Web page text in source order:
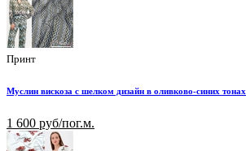
Принт
Муслин вискоза с шелком дизайн в оливково-синих тонах
1 600 руб/пог.м.